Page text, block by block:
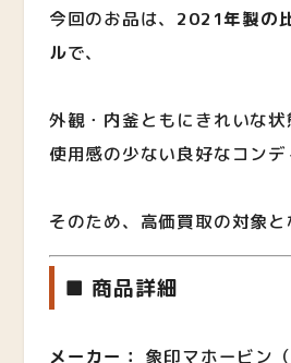
今回のお品は、 2021年製の
ルで、
外観・内釜ともにきれいな状
使用感の少ない良好なコンデ
そのため、高価買取の対象と
■ 商品詳細
メーカー： 象印マホービン